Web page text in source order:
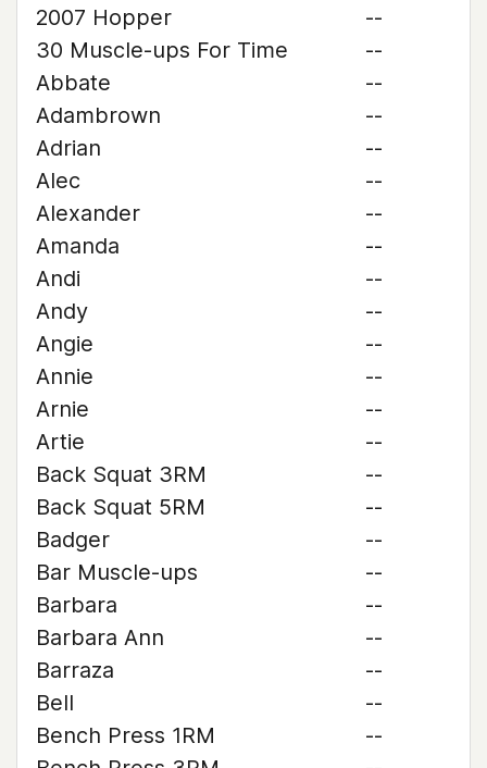
2007 Hopper
--
30 Muscle-ups For Time
--
Abbate
--
Adambrown
--
Adrian
--
Alec
--
Alexander
--
Amanda
--
Andi
--
Andy
--
Angie
--
Annie
--
Arnie
--
Artie
--
Back Squat 3RM
--
Back Squat 5RM
--
Badger
--
Bar Muscle-ups
--
Barbara
--
Barbara Ann
--
Barraza
--
Bell
--
Bench Press 1RM
--